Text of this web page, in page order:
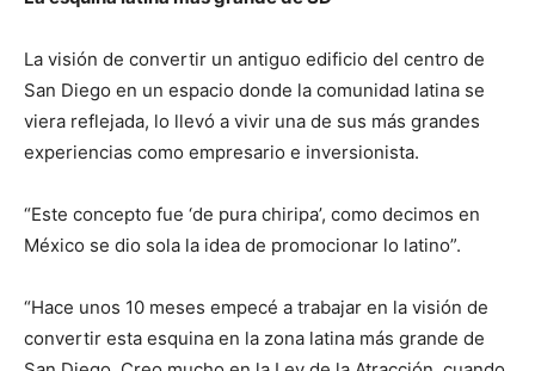
La visión de convertir un antiguo edificio del centro de
San Diego en un espacio donde la comunidad latina se
viera reflejada, lo llevó a vivir una de sus más grandes
experiencias como empresario e inversionista.
“Este concepto fue ‘de pura chiripa’, como decimos en
México se dio sola la idea de promocionar lo latino”.
“Hace unos 10 meses empecé a trabajar en la visión de
convertir esta esquina en la zona latina más grande de